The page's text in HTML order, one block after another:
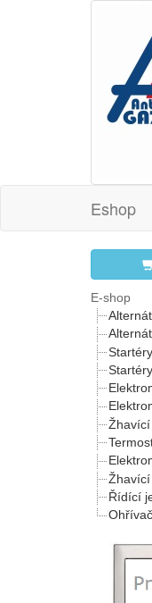
Eshop
E-shop
Startéry
Řídící